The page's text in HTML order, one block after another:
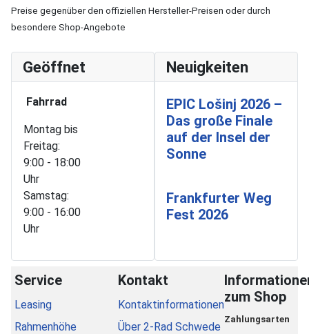
Preise gegenüber den offiziellen Hersteller-Preisen oder durch
besondere Shop-Angebote
Geöffnet
Fahrrad
Montag bis
Freitag:
9:00 - 18:00
Uhr
Samstag:
9:00 - 16:00
Uhr
Neuigkeiten
EPIC Lošinj 2026 –
Das große Finale
auf der Insel der
Sonne
Frankfurter Weg
Fest 2026
Service
Leasing
Rahmenhöhe
Kontakt
Kontaktinformationen
Über 2-Rad Schwede
zum Shop
Zahlungsarten